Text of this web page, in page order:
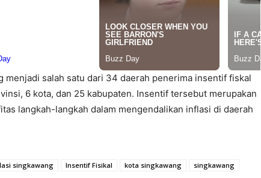
menjadi salah satu dari 34 daerah penerima insentif fiskal
6 kota, dan 25 kabupaten. Insentif tersebut merupakan
langkah-langkah dalam mengendalikan inflasi di daerah
singkawang Insentif Fisikal kota singkawang
singkawang